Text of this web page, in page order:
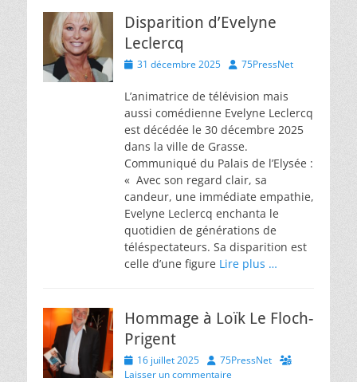
Disparition d’Evelyne
Leclercq
Posted
31 décembre 2025 Author
75PressNet
L’animatrice de télévision mais
aussi comédienne Evelyne Leclercq
est décédée le 30 décembre 2025
dans la ville de Grasse.
Communiqué du Palais de l’Elysée :
« Avec son regard clair, sa
candeur, une immédiate empathie,
Evelyne Leclercq enchanta le
quotidien de générations de
téléspectateurs. Sa disparition est
celle d’une figure Lire plus …
Hommage à Loïk Le Floch-
Prigent
Posted
on
16 juillet 2025 Author
75PressNet
Laisser un commentaire